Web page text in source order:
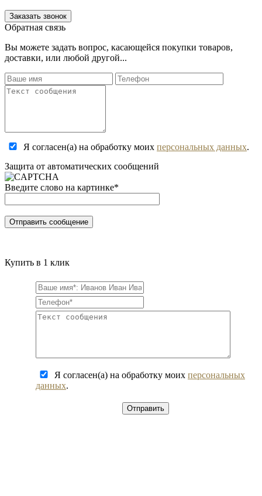
Обратная связь
Вы можете задать вопрос, касающейся покупки товаров,
доставки, или любой другой...
Я согласен(а) на обработку моих персональных данных.
Защита от автоматических сообщений
Введите слово на картинке*
Купить в 1 клик
Я согласен(а) на обработку моих персональных
данных.